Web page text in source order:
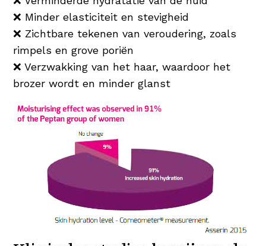
❌ Minder elasticiteit en stevigheid
❌ Zichtbare tekenen van veroudering, zoals
rimpels en grove poriën
❌ Verzwakking van het haar, waardoor het
brozer wordt en minder glanst